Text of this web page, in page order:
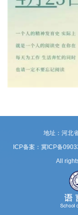
地址：河北
ICP备案：冀ICP备
All